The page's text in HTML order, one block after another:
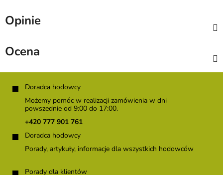
Opinie
Ocena
Doradca hodowcy
Możemy pomóc w realizacji zamówienia w dni
powszednie od 9:00 do 17:00.
+420 777 901 761
Doradca hodowcy
Porady, artykuły, informacje dla wszystkich hodowców
Porady dla klientów